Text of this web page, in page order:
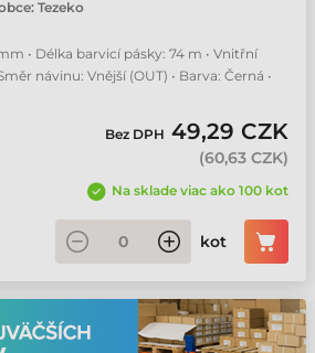
Tezeko
• Délka barvicí pásky: 74 m • Vnitřní
návinu: Vnější (OUT) • Barva: Černá •
Bez DPH 49,29 CZK
(60,63 CZK)
Na sklade viac ako 100 kot
kot